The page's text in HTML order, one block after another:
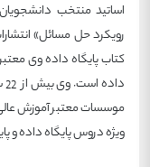
اساتید منتخب
رویکرد حل مسائل»
کتاب پایگاه داده وی
موسسات معتبر آموزش
ویژه دروس پایگاه داده و